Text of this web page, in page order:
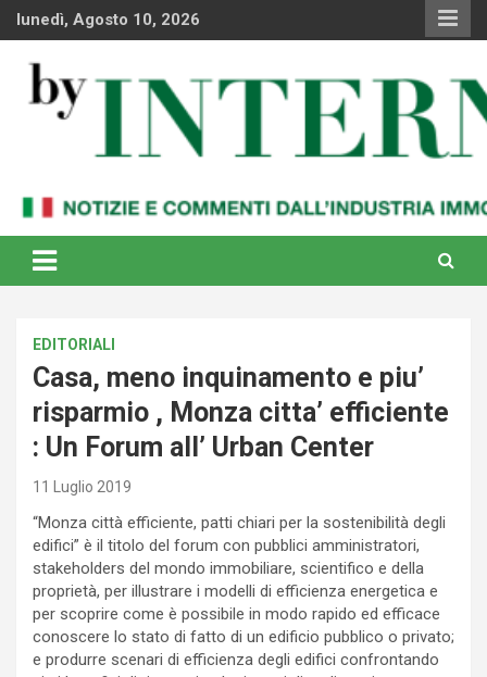
Skiplunedì, Agosto 10, 2026
By Internews
internazionale
EDITORIALI
Casa, meno inquinamento e piu’
risparmio , Monza citta’ efficiente
: Un Forum all’ Urban Center
11 Luglio 2019
“Monza città efficiente, patti chiari per la sostenibilità degli
edifici” è il titolo del forum con pubblici amministratori,
stakeholders del mondo immobiliare, scientifico e della
proprietà, per illustrare i modelli di efficienza energetica e
per scoprire come è possibile in modo rapido ed efficace
conoscere lo stato di fatto di un edificio pubblico o privato;
e produrre scenari di efficienza degli edifici confrontando